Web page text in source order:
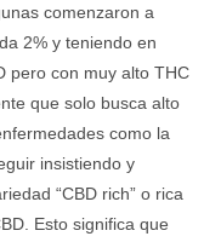
comenzaron a
2% y teniendo en
pero con muy alto THC
que solo busca alto
como la
insistiendo y
“CBD rich” o rica
Esto significa que